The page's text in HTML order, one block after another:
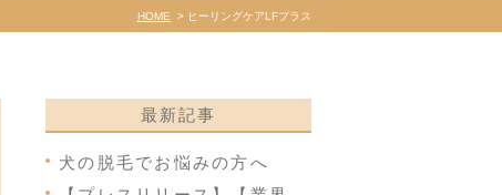
HOME ヒーリングケアLFプラス
最新記事
犬の脱毛でお悩みの方へ